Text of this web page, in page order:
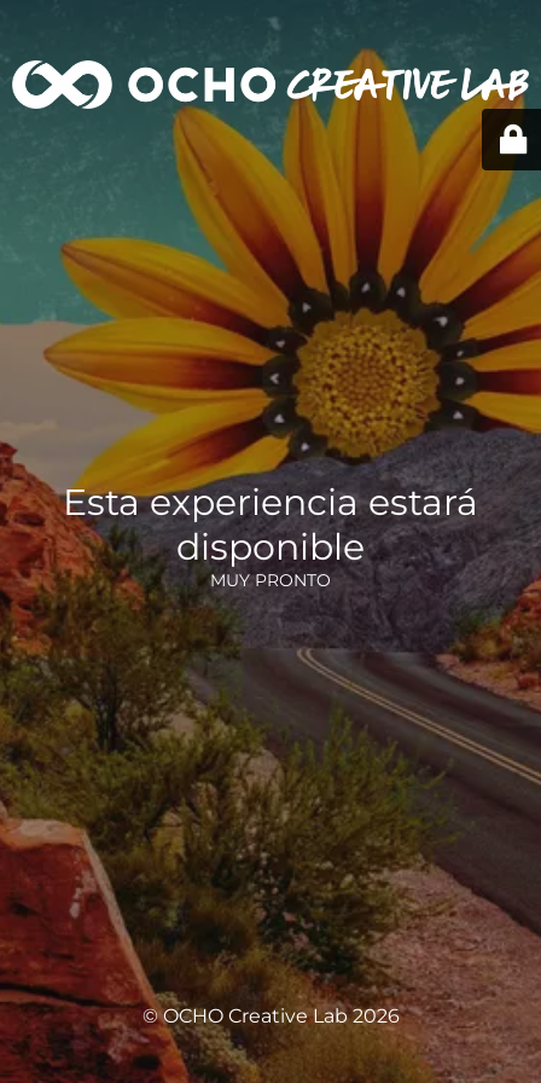
Esta experiencia estará
disponible
MUY PRONTO
© OCHO Creative Lab 2026